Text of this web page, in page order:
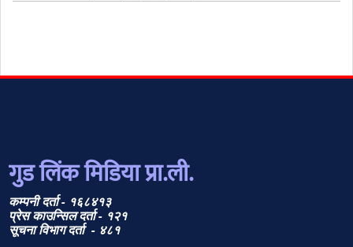
गुड लिंक मिडिया प्रा.ली.
कम्पनी दर्ता - १६८४१३
प्रेस काउन्सिल दर्ता - १२१
सूचना विभाग दर्ता - ४८१